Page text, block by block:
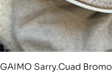
GAIMO Sarry.Cuad Bromo